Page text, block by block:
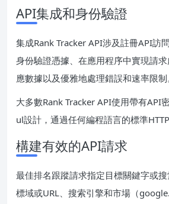
API集成和身份驗證
集成Rank Tracker API涉及註冊API訪
身份驗證憑據、在應用程序中實現請
應數據以及優雅地處理錯誤和速率限制
大多數Rank Tracker API使用帶有API
ul設計，通過任何編程語言的標準
構建有效的API請求
最佳排名跟蹤請求指定目標關鍵字或
標域或URL、搜索引擎和市場（